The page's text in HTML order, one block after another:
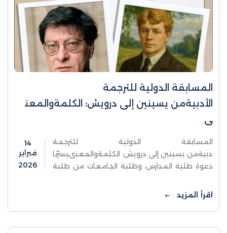
المسابقة الدولية للترجمة
الأدبيةمن يسينين إلى درويش: الكلمةوالمعن
ى
المسابقة الدولية للترجمة
الأدبيةمن يسينين إلى درويش: الكلمةوالمعنىيسرّنا
دعوة طلبة المدارس، وطلبة الجامعات من طلبة
الأقسام التحضيرية للغة الروسية إلى المشاركة
في هذه المسابقة الإبداعية الفريدة، التي تسعى
إلى
14
فبراير
2026
اقرأ المزيد